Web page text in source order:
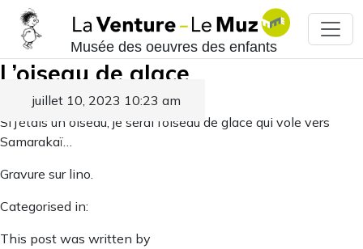
Musée des oeuvres des enfants
L’oiseau de glace
juillet 10, 2023 10:23 am
Published by
Si j’étais un oiseau, je serai l’oiseau de glace qui vole vers
Samarakaï…
Gravure sur lino.
Categorised in:
This post was written by